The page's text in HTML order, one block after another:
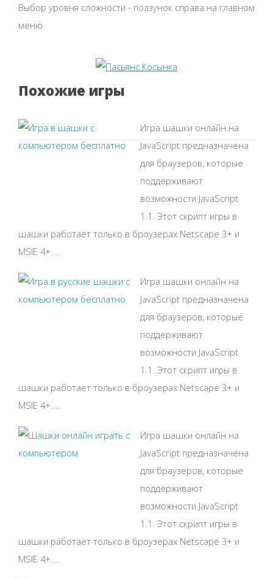
Выбор уровня сложности - ползунок справа на главном
меню.
Похожие игры
Игра шашки онлайн на
JavaScript предназначена
для браузеров, которые
поддерживают
возможности JavaScript
1.1. Этот скрипт игры в
шашки работает только в броузерах Netscape 3+ и
MSIE 4+....
Игра шашки онлайн на
JavaScript предназначена
для браузеров, которые
поддерживают
возможности JavaScript
1.1. Этот скрипт игры в
шашки работает только в броузерах Netscape 3+ и
MSIE 4+....
Игра шашки онлайн на
JavaScript предназначена
для браузеров, которые
поддерживают
возможности JavaScript
1.1. Этот скрипт игры в
шашки работает только в броузерах Netscape 3+ и
MSIE 4+....